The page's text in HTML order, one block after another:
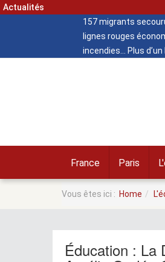
Actualités
157 migrants
lignes rouges
incendies
Plus
France Paris
Vous êtes ici : Home
Éducation : La